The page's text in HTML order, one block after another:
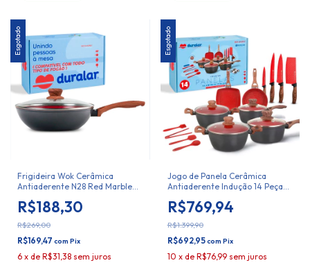
Esgotado
Frigideira Wok Cerâmica
Antiaderente N28 Red Marble
R$188,30
R$269,00
R$169,47 com Pix
6 x de R$31,38 sem juros
Esgotado
Jogo de Panela Cerâmica
Antiaderente Indução 14 Peças
R$769,94
R$1.399,90
R$692,95com Pix
10 x de R$76,99 sem juros